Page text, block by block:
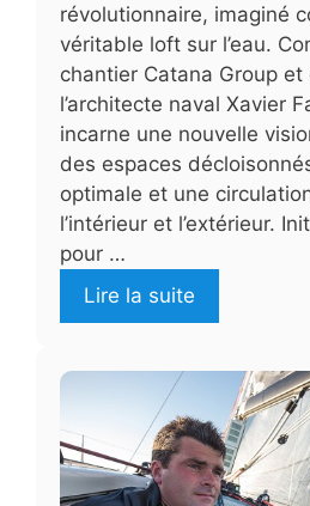
révolutionnaire, imaginé
véritable loft sur l’eau.
chantier Catana Group
l’architecte naval Xavier
incarne une nouvelle
des espaces
optimale et une
l’intérieur et l’extérieur.
pour …
Lire la suite